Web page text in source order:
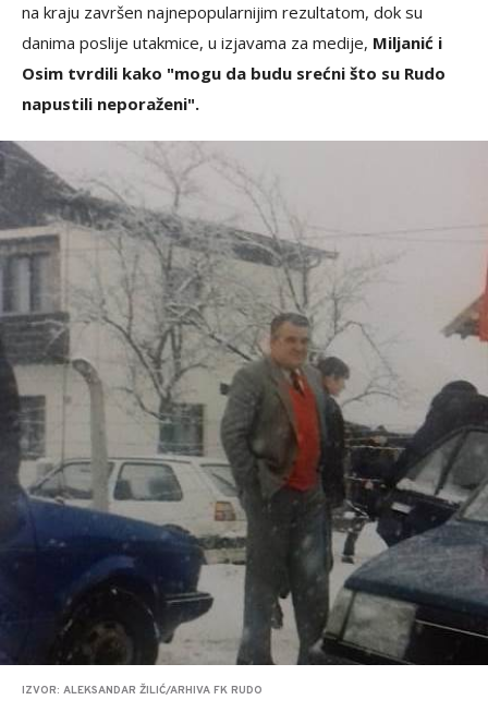
na kraju završen najnepopularnijim rezultatom, dok su
danima poslije utakmice, u izjavama za medije, Miljanić i
Osim tvrdili kako "mogu da budu srećni što su Rudo
napustili neporaženi".
IZVOR: ALEKSANDAR ŽILIĆ/ARHIVA FK RUDO